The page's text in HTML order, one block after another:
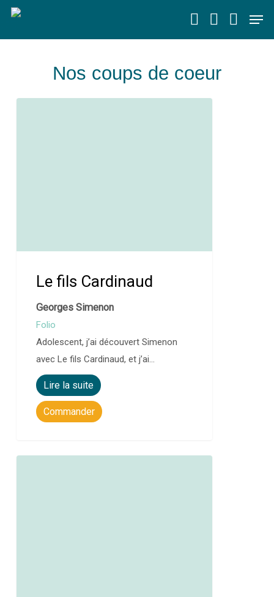
Skip
main
Nos coups de coeur
Le fils Cardinaud
Georges Simenon
Folio
Adolescent, j’ai découvert Simenon
avec Le fils Cardinaud, et j’ai…
Lire la suite
Commander